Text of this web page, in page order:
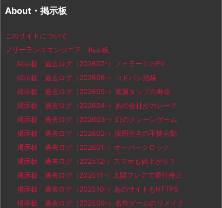
About・掲示板
このサイトについて
フリーランスエンジニア 掲示板
掲示板 過去ログ（202607-）フェラーリのEV
掲示板 過去ログ（202606-）ヨドバシ池袋
掲示板 過去ログ（202605-）電源タップの寿命
掲示板 過去ログ（202604-）あの会社がカレー？
掲示板 過去ログ（202603-）幻のクレーンゲーム
掲示板 過去ログ（202602-）採用担当の不快言動
掲示板 過去ログ（202601-）オーバークロック
掲示板 過去ログ（202512-）スマホも値上がり？
掲示板 過去ログ（202511-）太陽フレアで運行停止
掲示板 過去ログ（202510-）あのサイトもHTTPS
掲示板 過去ログ（202509-）名作ゲームのリメイク